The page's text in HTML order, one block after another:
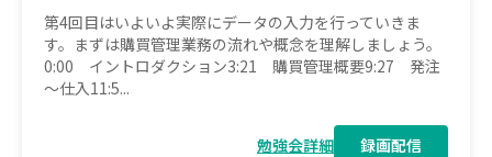
第4回目はいよいよ実際にデータの入力を行っていきま
す。まずは購買管理業務の流れや概念を理解しましょう。
0:00 イントロダクション3:21 購買管理概要9:27 発注
～仕入11:5...
勉強会詳細 録画配信